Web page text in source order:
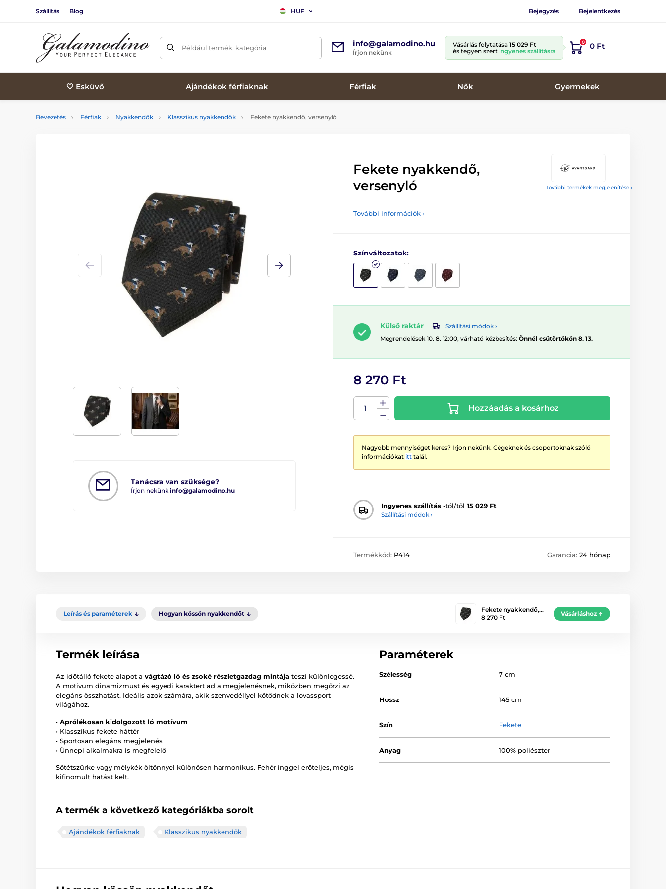
Szállítás Blog HUF Bejegyzés Bejelentkezés
Például termék, kategória info@galamodino.hu
Írjon nekünk
Vásárlás folytatása 15 029 Ft
és tegyen szert ingyenes szállításra
0 0 Ft
🤍 Esküvő Ajándékok férfiaknak Férfiak Nők Gyermekek
Bevezetés Férfiak Nyakkendők Klasszikus nyakkendők Fekete nyakkendő, versenyló
További termékek megjelenítése ›
Tanácsra van szüksége?
Írjon nekünk info@galamodino.hu
Fekete nyakkendő,
versenyló
További információk ›
Színváltozatok:
Külső raktár
Szállítási módok ›
Megrendelések 10. 8. 12:00, várható kézbesítés: Önnél csütörtökön 8. 13.
8 270 Ft
Hozzáadás a kosárhoz
Nagyobb mennyiséget keres? Írjon nekünk. Cégeknek és csoportoknak szóló
információkat itt talál.
Ingyenes szállítás -tól/től 15 029 Ft
Szállítási módok ›
Termékkód: P414 Garancia: 24 hónap
Leírás és paraméterek Hogyan kössön nyakkendőt
Fekete nyakkendő,…
8 270 Ft
Vásárláshoz
Termék leírása
Az időtálló fekete alapot a vágtázó ló és zsoké részletgazdag mintája teszi különlegessé.
A motívum dinamizmust és egyedi karaktert ad a megjelenésnek, miközben megőrzi az
elegáns összhatást. Ideális azok számára, akik szenvedéllyel kötődnek a lovassport
világához.
• Aprólékosan kidolgozott ló motívum
• Klasszikus fekete háttér
• Sportosan elegáns megjelenés
• Ünnepi alkalmakra is megfelelő
Sötétszürke vagy mélykék öltönnyel különösen harmonikus. Fehér inggel erőteljes, mégis
kifinomult hatást kelt.
A termék a következő kategóriákba sorolt
Ajándékok férfiaknak Klasszikus nyakkendők
Paraméterek
Szélesség 7 cm
Hossz 145 cm
Szín Fekete
Anyag 100% poliészter